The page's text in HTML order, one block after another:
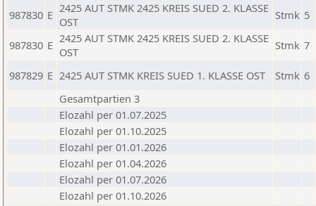
987830 E 2425 AUT STMK 2425 KREIS SUED 2. KLASSE
OST
Stmk 5
987830 E 2425 AUT STMK 2425 KREIS SUED 2. KLASSE
OST
Stmk 7
987829 E 2425 AUT STMK KREIS SUED 1. KLASSE OST Stmk 6
Gesamtpartien 3
Elozahl per 01.07.2025
Elozahl per 01.10.2025
Elozahl per 01.01.2026
Elozahl per 01.04.2026
Elozahl per 01.07.2026
Elozahl per 01.10.2026